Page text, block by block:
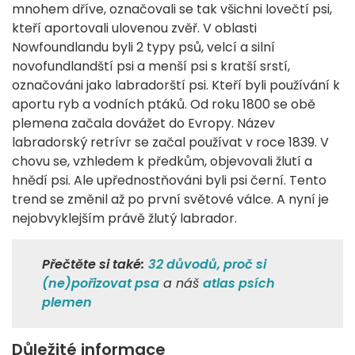
mnohem dříve, označovali se tak všichni lovečtí psi,
kteří aportovali ulovenou zvěř. V oblasti
Nowfoundlandu byli 2 typy psů, velcí a silní
novofundlandští psi a menší psi s kratší srstí,
označováni jako labradorští psi. Kteří byli používání k
aportu ryb a vodních ptáků. Od roku 1800 se obě
plemena začala dovážet do Evropy. Název
labradorský retrívr se začal používat v roce 1839. V
chovu se, vzhledem k předkům, objevovali žlutí a
hnědí psi. Ale upřednostňováni byli psi černí. Tento
trend se změnil až po první světové válce. A nyní je
nejobvyklejším právě žlutý labrador.
Přečtěte si také: 32 důvodů, proč si
(ne)pořizovat psa a náš atlas psích
plemen
Důležité informace